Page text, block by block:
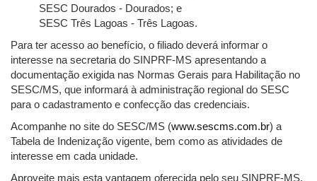
SESC Dourados - Dourados; e
SESC Três Lagoas - Três Lagoas.
Para ter acesso ao benefício, o filiado deverá informar o
interesse na secretaria do SINPRF-MS apresentando a
documentação exigida nas Normas Gerais para Habilitação no
SESC/MS, que informará à administração regional do SESC
para o cadastramento e confecção das credenciais.
Acompanhe no site do SESC/MS (www.sescms.com.br) a
Tabela de Indenização vigente, bem como as atividades de
interesse em cada unidade.
Aproveite mais esta vantagem oferecida pelo seu SINPRF-MS.